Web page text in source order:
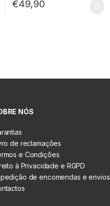
€49,90
NÓS
de reclamações
e Condições
à Privacidade e RGPD
de encomendas e envios